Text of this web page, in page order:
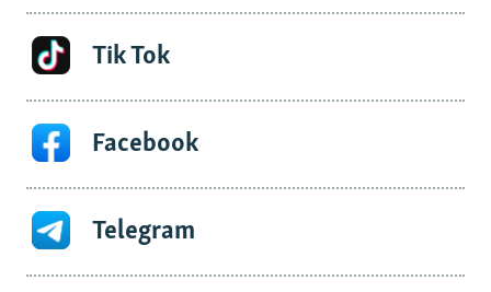
Tik Tok
Facebook
Telegram